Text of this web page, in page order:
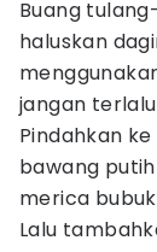
Buang
haluskan
jangan
Pindahkan
bawang
merica
Lalu